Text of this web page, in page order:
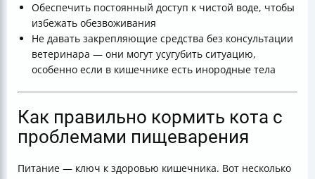
Обеспечить постоянный доступ к чистой воде, чтобы
избежать обезвоживания
Не давать закрепляющие средства без консультации
ветеринара — они могут усугубить ситуацию,
особенно если в кишечнике есть инородные тела
Как правильно кормить кота с
проблемами пищеварения
Питание — ключ к здоровью кишечника. Вот несколько